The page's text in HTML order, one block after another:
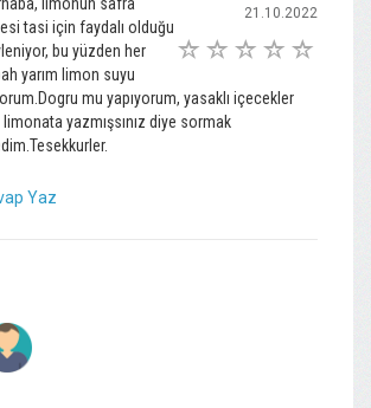
21.10.2022
tasi için faydalı olduğu
bu yüzden her
yarım limon suyu
mu yapıyorum, yasaklı içecekler
yazmışsınız diye sormak
Yaz